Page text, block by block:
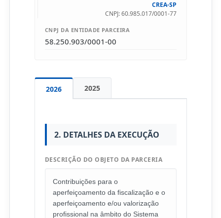
CREA-SP
CNPJ: 60.985.017/0001-77
CNPJ DA ENTIDADE PARCEIRA
58.250.903/0001-00
2026 2025
2. DETALHES DA EXECUÇÃO
DESCRIÇÃO DO OBJETO DA PARCERIA